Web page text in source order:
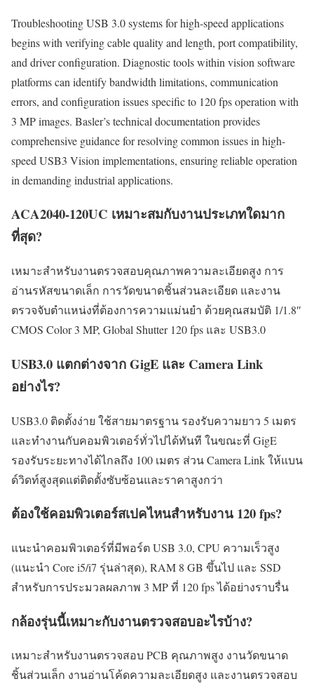
Troubleshooting USB 3.0 systems for high-speed applications
begins with verifying cable quality and length, port compatibility,
and driver configuration. Diagnostic tools within vision software
platforms can identify bandwidth limitations, communication
errors, and configuration issues specific to 120 fps operation with
3 MP images. Basler’s technical documentation provides
comprehensive guidance for resolving common issues in high-
speed USB3 Vision implementations, ensuring reliable operation
in demanding industrial applications.
ACA2040-120UC เหมาะสมกับงานประเภทใดมาก
ที่สุด?
เหมาะสำหรับงานตรวจสอบคุณภาพความละเอียดสูง การ
อ่านรหัสขนาดเล็ก การวัดขนาดชิ้นส่วนละเอียด และงาน
ตรวจจับตำแหน่งที่ต้องการความแม่นยำ ด้วยคุณสมบัติ 1/1.8″
CMOS Color 3 MP, Global Shutter 120 fps และ USB3.0
USB3.0 แตกต่างจาก GigE และ Camera Link
อย่างไร?
USB3.0 ติดตั้งง่าย ใช้สายมาตรฐาน รองรับความยาว 5 เมตร
และทำงานกับคอมพิวเตอร์ทั่วไปได้ทันที ในขณะที่ GigE
รองรับระยะทางได้ไกลถึง 100 เมตร ส่วน Camera Link ให้แบน
ด์วิดท์สูงสุดแต่ติดตั้งซับซ้อนและราคาสูงกว่า
ต้องใช้คอมพิวเตอร์สเปคไหนสำหรับงาน 120 fps?
แนะนำคอมพิวเตอร์ที่มีพอร์ต USB 3.0, CPU ความเร็วสูง
(แนะนำ Core i5/i7 รุ่นล่าสุด), RAM 8 GB ขึ้นไป และ SSD
สำหรับการประมวลผลภาพ 3 MP ที่ 120 fps ได้อย่างราบรื่น
กล้องรุ่นนี้เหมาะกับงานตรวจสอบอะไรบ้าง?
เหมาะสำหรับงานตรวจสอบ PCB คุณภาพสูง งานวัดขนาด
ชิ้นส่วนเล็ก งานอ่านโค้ดความละเอียดสูง และงานตรวจสอบ